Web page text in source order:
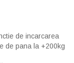
de incarcarea
de pana la +200kg